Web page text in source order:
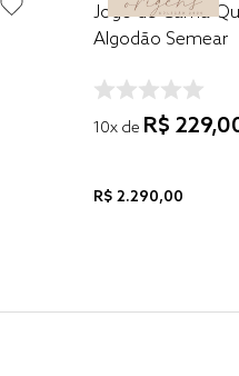
Jogo de Cama
Algodão Semear
10x de R$ 229,
R$ 2.290,00